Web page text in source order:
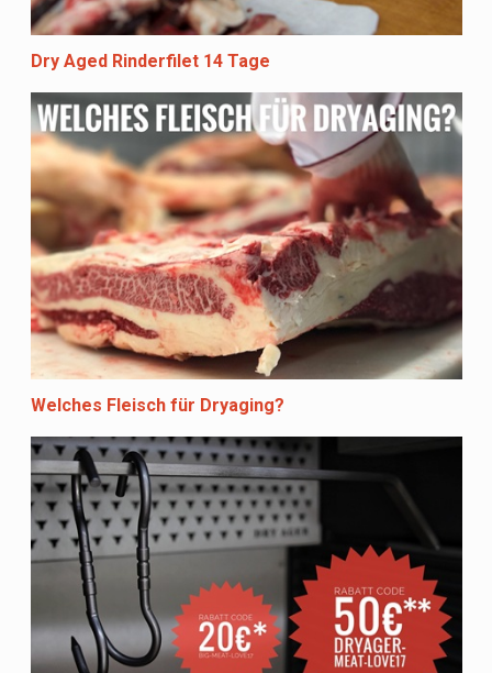
Dry Aged Rinderfilet 14 Tage
Welches Fleisch für Dryaging?